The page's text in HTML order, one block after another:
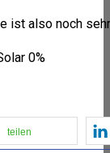
ist also noch
0%
teilen